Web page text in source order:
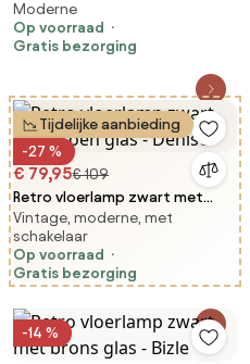
grijze stoffen kap - Arc Basic
Moderne
Op voorraad
Gratis bezorging
Tijdelijke aanbieding
-27 %
€ 79,95€ 109
Retro vloerlamp zwart met
groen glas - Denise
Vintage, moderne, met
schakelaar
Op voorraad
Gratis bezorging
-14 %